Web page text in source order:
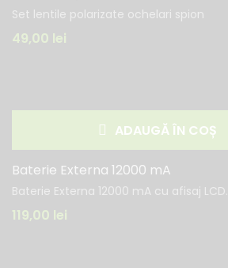
Set lentile polarizate ochelari spion
49,00 lei
ADAUGĂ ÎN COȘ
Baterie Externa 12000 mA
Baterie Externa 12000 mA cu afisaj LCD.
119,00 lei